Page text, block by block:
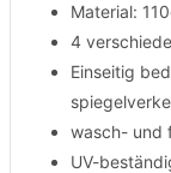
Material:
4
Einseitig
wasch- und
UV-